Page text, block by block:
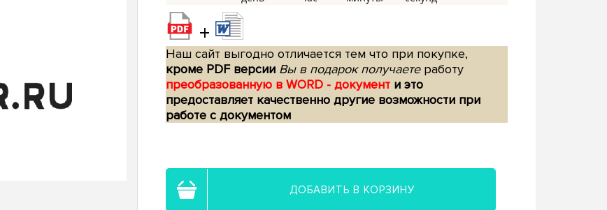
+
Наш сайт выгодно отличается тем что при покупке,
кроме PDF версии Вы в подарок получаетеработу
преобразованную в WORD - документ и это
предоставляет качественно другие возможности при
работе с документом
ДОБАВИТЬ В КОРЗИНУ